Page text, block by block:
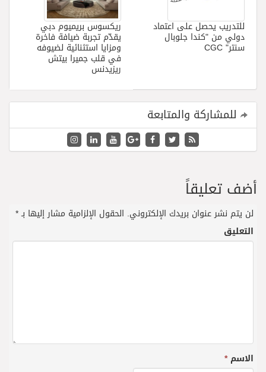
ريكسوس بريميوم دبي
يقدّم تجربة ضيافة فاخرة
ومزايا استثنائية لضيوفه
في قلب جميرا بيتش
ريزيدنس
للتدريب يحصل على اعتماد
دولي من "كندا جلوبال
سنتر" CGC
للمشاركة والمتابعة
أضف تعليقاً
لن يتم نشر عنوان بريدك الإلكتروني. الحقول الإلزامية مشار إليها بـ*
التعليق
الاسم*